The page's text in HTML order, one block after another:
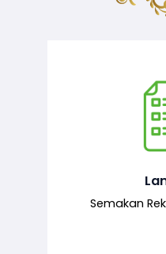
Semakan
Semakan ke
yang pernah